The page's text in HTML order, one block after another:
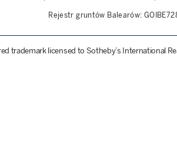
Rejestr gruntów Balearów:
trademark licensed to Sotheby’s International